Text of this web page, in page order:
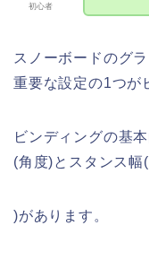
初心者
スノーボードのグ
重要な設定の1つが
ビンディングの基
(角度)とスタンス幅
)があります。